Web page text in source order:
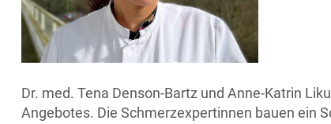
Dr. med. Tena Denson-Bartz und Anne-Katrin
Angebotes. Die Schmerzexpertinnen bauen ein